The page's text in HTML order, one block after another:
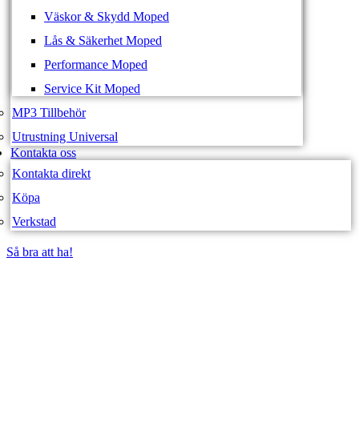
Väskor & Skydd Moped
Lås & Säkerhet Moped
Performance Moped
Service Kit Moped
MP3 Tillbehör
Utrustning Universal
Kontakta oss
Kontakta direkt
Köpa
Verkstad
Så bra att ha!